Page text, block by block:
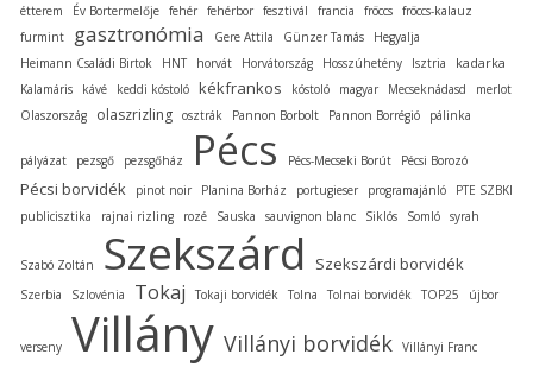
étterem
Év Bortermelője fehér fehérbor fesztivál francia fröccs fröccs-kalauz
furmint
gasztronómia Gere Attila Günzer Tamás
Hegyalja
Heimann Családi Birtok
HNT horvát Horvátország Hosszúhetény Isztria kadarka
Kalamáris kávé keddi kóstoló kékfrankos kóstoló magyar Mecseknádasd
merlot
Olaszország
olaszrizling osztrák Pannon Borbolt Pannon Borrégió pálinka
pályázat pezsgő pezsgőház Pécs Pécs-Mecseki Borút Pécsi Borozó
Pécsi borvidék pinot noir Planina Borház portugieser programajánló
PTE SZBKI
publicisztika
rajnai rizling rozé Sauska sauvignon blanc Siklós Somló syrah
Szabó Zoltán Szekszárd Szekszárdi borvidék
Szerbia Szlovénia Tokaj Tokaji borvidék Tolna Tolnai borvidék TOP25 újbor
verseny Villány Villányi borvidék Villányi Franc